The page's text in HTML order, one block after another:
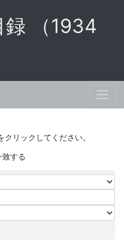
録 （1934
リックしてください。
致する